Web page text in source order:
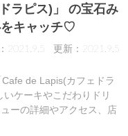
ラピス)」 の宝石み
をキャッチ♡
2021.9.5 更新：2021.9.5
de Lapis(カフェドラ
ケーキやこだわりドリ
ーの詳細やアクセス、店